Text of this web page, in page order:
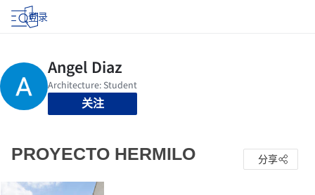
登录
关注
PROYECTO HERMILO 分享